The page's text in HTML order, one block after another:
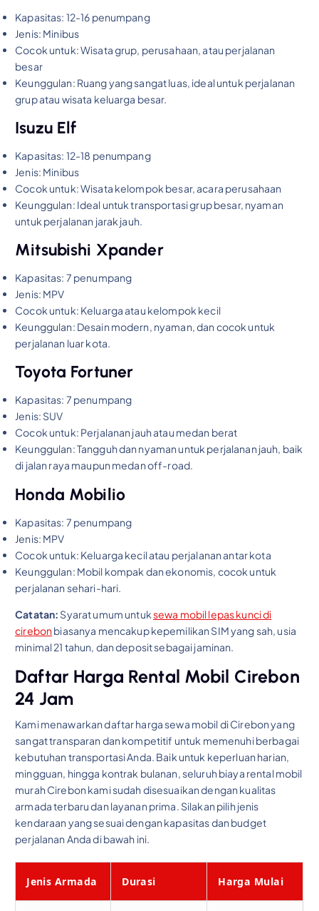
Kapasitas: 12-16 penumpang
Jenis: Minibus
Cocok untuk: Wisata grup, perusahaan, atau perjalanan
besar
Keunggulan: Ruang yang sangat luas, ideal untuk perjalanan
grup atau wisata keluarga besar.
Isuzu Elf
Kapasitas: 12-18 penumpang
Jenis: Minibus
Cocok untuk: Wisata kelompok besar, acara perusahaan
Keunggulan: Ideal untuk transportasi grup besar, nyaman
untuk perjalanan jarak jauh.
Mitsubishi Xpander
Kapasitas: 7 penumpang
Jenis: MPV
Cocok untuk: Keluarga atau kelompok kecil
Keunggulan: Desain modern, nyaman, dan cocok untuk
perjalanan luar kota.
Toyota Fortuner
Kapasitas: 7 penumpang
Jenis: SUV
Cocok untuk: Perjalanan jauh atau medan berat
Keunggulan: Tangguh dan nyaman untuk perjalanan jauh, baik
di jalan raya maupun medan off-road.
Honda Mobilio
Kapasitas: 7 penumpang
Jenis: MPV
Cocok untuk: Keluarga kecil atau perjalanan antar kota
Keunggulan: Mobil kompak dan ekonomis, cocok untuk
perjalanan sehari-hari.
Catatan: Syarat umum untuksewa mobil lepas kunci di
cirebonbiasanya mencakup kepemilikan SIM yang sah, usia
minimal 21 tahun, dan deposit sebagai jaminan.
Daftar Harga Rental Mobil Cirebon
24 Jam
Kami menawarkan daftar harga sewa mobil di Cirebon yang
sangat transparan dan kompetitif untuk memenuhi berbagai
kebutuhan transportasi Anda. Baik untuk keperluan harian,
mingguan, hingga kontrak bulanan, seluruh biaya rental mobil
murah Cirebon kami sudah disesuaikan dengan kualitas
armada terbaru dan layanan prima. Silakan pilih jenis
kendaraan yang sesuai dengan kapasitas dan budget
perjalanan Anda di bawah ini.
Jenis Armada Durasi Harga Mulai